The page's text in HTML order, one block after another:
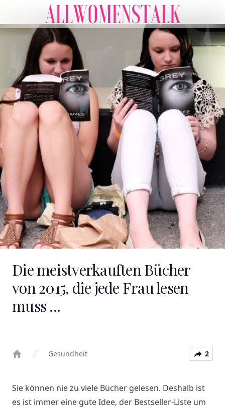
Die meistverkauften Bücher
von 2015, die jede Frau lesen
muss ...
Gesundheit 2
Sie können nie zu viele Bücher gelesen. Deshalb ist
es ist immer eine gute Idee, der Bestseller-Liste um